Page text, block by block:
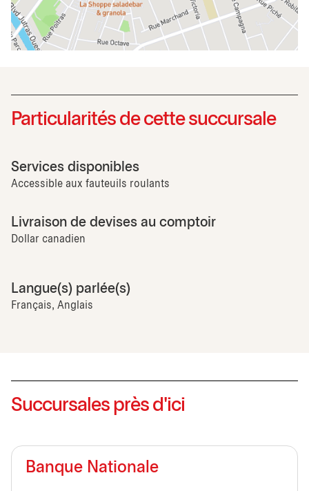
Particularités de cette succursale
Services disponibles
Accessible aux fauteuils roulants
Livraison de devises au comptoir
Dollar canadien
Langue(s) parlée(s)
Français, Anglais
Succursales près d'ici
Banque Nationale